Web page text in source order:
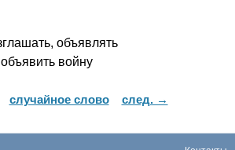
объявлять
войну
случайное слово след. →